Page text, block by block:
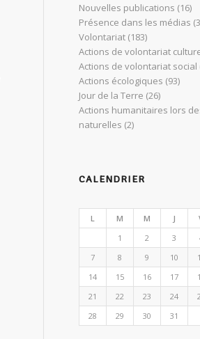
Nouvelles publications (16)
Présence dans les médias
Volontariat (183)
Actions de volontariat
Actions de volontariat social
Actions écologiques (93)
Jour de la Terre (26)
Actions humanitaires lors
naturelles (2)
CALENDRIER
L M M J
1
2 3
7
8 9 10
14
15 16 17
21
22 23 24
28
29 30 31